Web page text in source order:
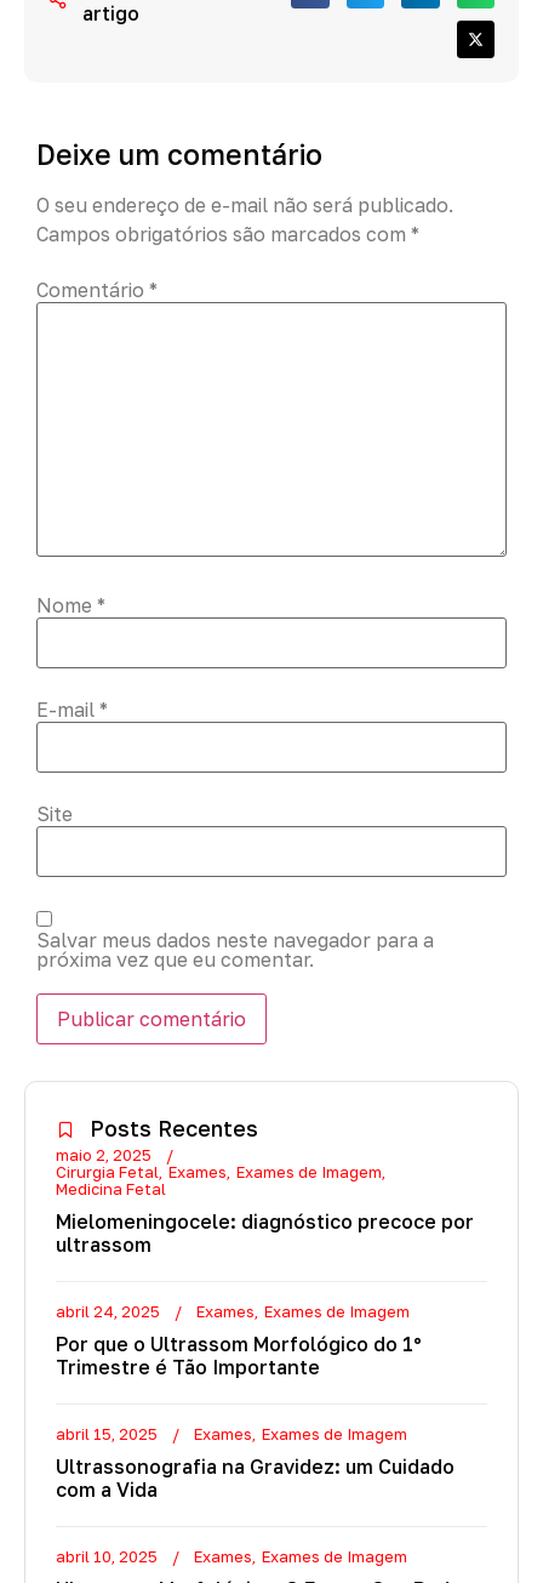
artigo
Deixe um comentário
O seu endereço de e-mail não será publicado.
Campos obrigatórios são marcados com *
Comentário *
Nome *
E-mail *
Site
Salvar meus dados neste navegador para a
próxima vez que eu comentar.
Posts Recentes
maio 2, 2025
Cirurgia Fetal Exames Exames de Imagem
Medicina Fetal
Mielomeningocele: diagnóstico precoce por
ultrassom
abril 24, 2025 Exames Exames de Imagem
Por que o Ultrassom Morfológico do 1º
Trimestre é Tão Importante
abril 15, 2025 Exames Exames de Imagem
Ultrassonografia na Gravidez: um Cuidado
com a Vida
abril 10, 2025 Exames Exames de Imagem